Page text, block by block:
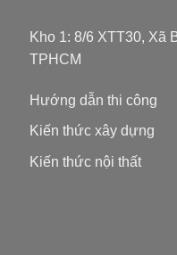
Kho 1: 8/6 XTT30, Xã
TPHCM
Hướng dẫn thi công
Kiến thức xây dựng
Kiến thức nội thất